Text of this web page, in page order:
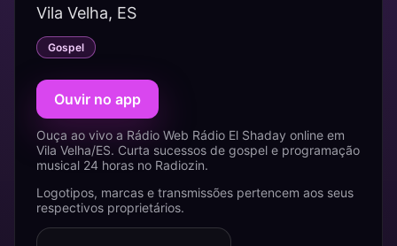
Vila Velha, ES
Gospel
Ouvir no app
Ouça ao vivo a Rádio Web Rádio El Shaday online em
Vila Velha/ES. Curta sucessos de gospel e programação
musical 24 horas no Radiozin.
Logotipos, marcas e transmissões pertencem aos seus
respectivos proprietários.